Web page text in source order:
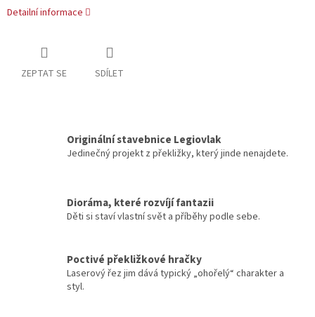
Detailní informace
ZEPTAT SE SDÍLET
Originální stavebnice Legiovlak
Jedinečný projekt z překližky, který jinde nenajdete.
Dioráma, které rozvíjí fantazii
Děti si staví vlastní svět a příběhy podle sebe.
Poctivé překližkové hračky
Laserový řez jim dává typický „ohořelý“ charakter a
styl.